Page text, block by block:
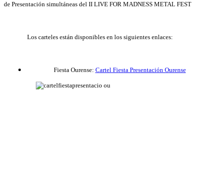
de Presentación simultáneas del II LIVE FOR MADNESS METAL FEST
Los carteles están disponibles en los siguientes enlaces:
Fiesta Ourense: Cartel Fiesta Presentación Ourense